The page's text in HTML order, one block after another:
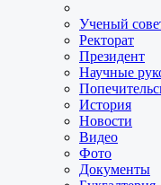
Ученый
Ректорат
Президент
Научные
История
Новости
Видео
Фото
Документы